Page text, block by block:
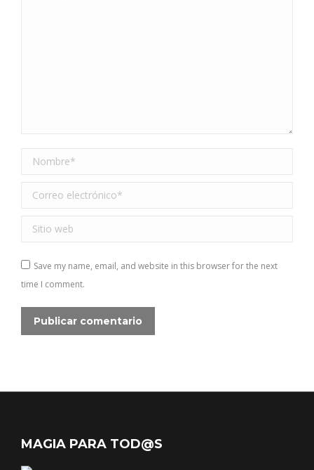
Nombre *
Correo electrónico *
Sitio web
Save my name, email, and website in this browser for the next
time I comment.
Publicar comentario
MAGIA PARA TOD@S